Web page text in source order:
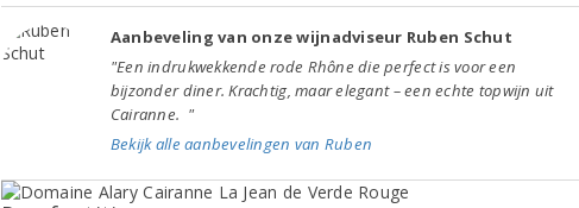
Aanbeveling van onze wijnadviseur Ruben Schut
"Een indrukwekkende rode Rhône die perfect is voor een
bijzonder diner. Krachtig, maar elegant – een echte topwijn uit
Cairanne. "
Bekijk alle aanbevelingen van Ruben